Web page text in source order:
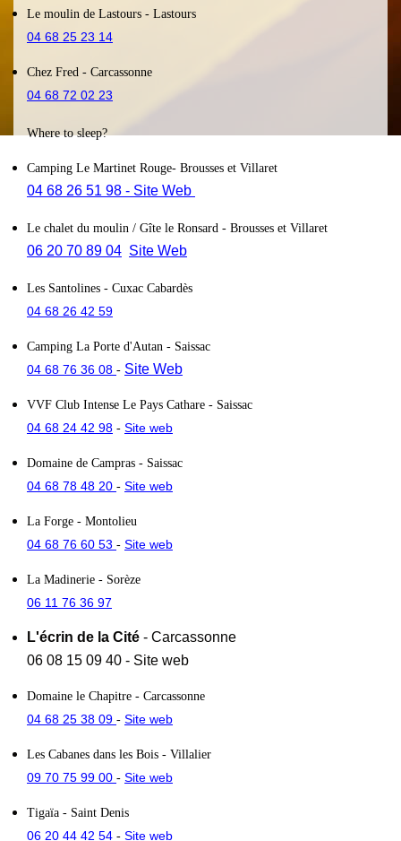
Le moulin de Lastours - Lastours
04 68 25 23 14
Chez Fred - Carcassonne
04 68 72 02 23
Where to sleep?
Camping Le Martinet Rouge- Brousses et Villaret
04 68 26 51 98 - Site Web
Le chalet du moulin / Gîte le Ronsard - Brousses et Villaret
06 20 70 89 04 Site Web
Les Santolines - Cuxac Cabardès
04 68 26 42 59
Camping La Porte d'Autan - Saissac
04 68 76 36 08 - Site Web
VVF Club Intense Le Pays Cathare - Saissac
04 68 24 42 98 - Site web
Domaine de Campras - Saissac
04 68 78 48 20 - Site web
La Forge - Montolieu
04 68 76 60 53 - Site web
La Madinerie - Sorèze
06 11 76 36 97
L'écrin de la Cité - Carcassonne
06 08 15 09 40 - Site web
Domaine le Chapitre - Carcassonne
04 68 25 38 09 - Site web
Les Cabanes dans les Bois - Villalier
09 70 75 99 00 - Site web
Tigaïa - Saint Denis
06 20 44 42 54 - Site web